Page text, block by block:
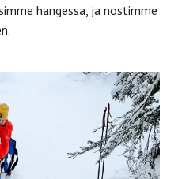
hangessa, ja nostimme